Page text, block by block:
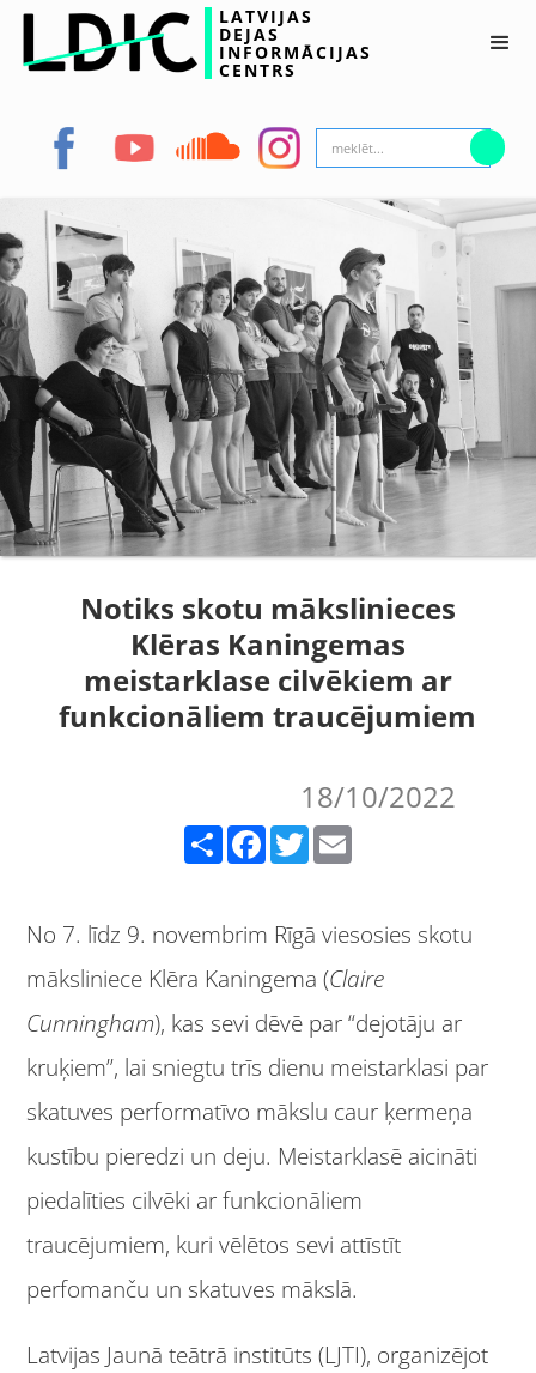
LATVIJAS
DEJAS
INFORMĀCIJAS
CENTRS
Notiks skotu mākslinieces
Klēras Kaningemas
meistarklase cilvēkiem ar
funkcionāliem traucējumiem
18/10/2022
Share Facebook Twitter
No 7. līdz 9. novembrim Rīgā viesosies skotu
māksliniece Klēra Kaningema (Claire
Cunningham), kas sevi dēvē par “dejotāju ar
kruķiem”, lai sniegtu trīs dienu meistarklasi par
skatuves performatīvo mākslu caur ķermeņa
kustību pieredzi un deju. Meistarklasē aicināti
piedalīties cilvēki ar funkcionāliem
traucējumiem, kuri vēlētos sevi attīstīt
perfomanču un skatuves mākslā.
Latvijas Jaunā teātrā institūts (LJTI), organizējot